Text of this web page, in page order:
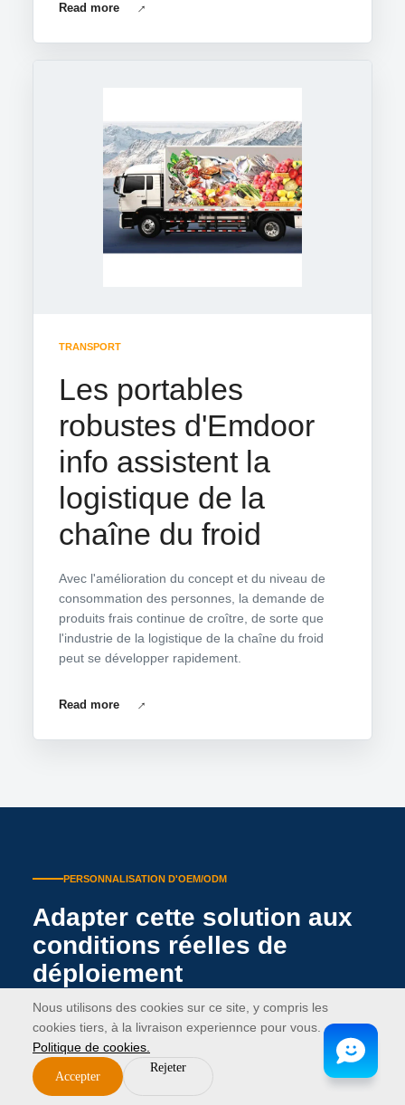
Read more
TRANSPORT
Les portables
robustes d'Emdoor
info assistent la
logistique de la
chaîne du froid
Avec l'amélioration du concept et du niveau de
consommation des personnes, la demande de
produits frais continue de croître, de sorte que
l'industrie de la logistique de la chaîne du froid
peut se développer rapidement.
Read more
PERSONNALISATION D'OEM/ODM
Adapter cette solution aux
conditions réelles de
déploiement
Le même scénario de l'industrie peut nécessiter différents
modules de périphérique,Politiques
logicielles,Accessoires,Emballage,Documentation,Et les
étapes de validation. La personnalisation maintient ces
décisions connectées avant la citation.
Nous utilisons des cookies sur ce site, y compris les
cookies tiers, à la livraison experiennce pour vous.
Politique de cookies.
Accepter
Rejeter